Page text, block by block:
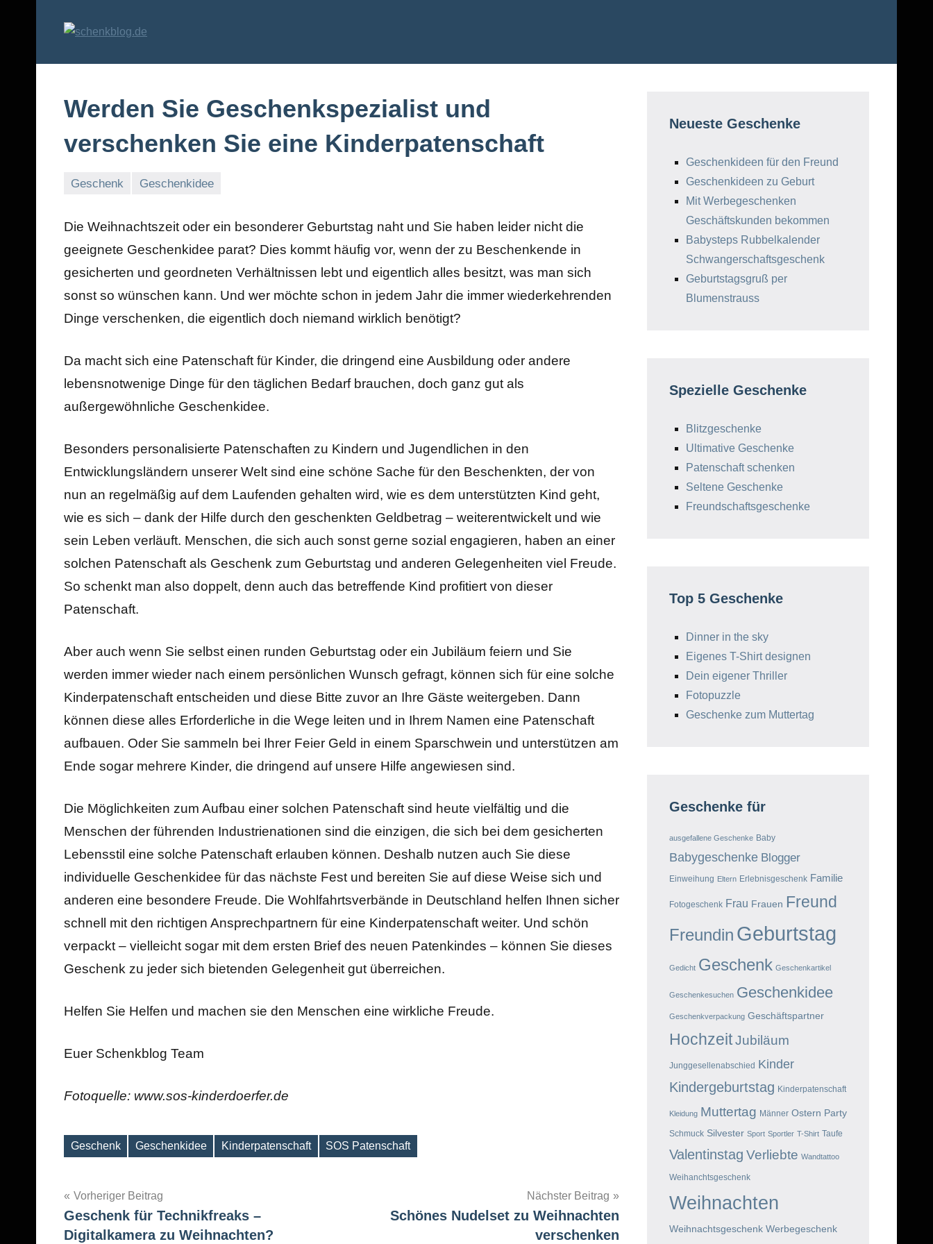
Werden Sie Geschenkspezialist und
verschenken Sie eine Kinderpatenschaft
Geschenk Geschenkidee
2010
Die Weihnachtszeit oder ein besonderer Geburtstag naht und Sie haben leider nicht die
geeignete Geschenkidee parat? Dies kommt häufig vor, wenn der zu Beschenkende in
gesicherten und geordneten Verhältnissen lebt und eigentlich alles besitzt, was man sich
sonst so wünschen kann. Und wer möchte schon in jedem Jahr die immer wiederkehrenden
Dinge verschenken, die eigentlich doch niemand wirklich benötigt?
Da macht sich eine Patenschaft für Kinder, die dringend eine Ausbildung oder andere
lebensnotwenige Dinge für den täglichen Bedarf brauchen, doch ganz gut als
außergewöhnliche Geschenkidee.
Besonders personalisierte Patenschaften zu Kindern und Jugendlichen in den
Entwicklungsländern unserer Welt sind eine schöne Sache für den Beschenkten, der von
nun an regelmäßig auf dem Laufenden gehalten wird, wie es dem unterstützten Kind geht,
wie es sich – dank der Hilfe durch den geschenkten Geldbetrag – weiterentwickelt und wie
sein Leben verläuft. Menschen, die sich auch sonst gerne sozial engagieren, haben an einer
solchen Patenschaft als Geschenk zum Geburtstag und anderen Gelegenheiten viel Freude.
So schenkt man also doppelt, denn auch das betreffende Kind profitiert von dieser
Patenschaft.
Aber auch wenn Sie selbst einen runden Geburtstag oder ein Jubiläum feiern und Sie
werden immer wieder nach einem persönlichen Wunsch gefragt, können sich für eine solche
Kinderpatenschaft entscheiden und diese Bitte zuvor an Ihre Gäste weitergeben. Dann
können diese alles Erforderliche in die Wege leiten und in Ihrem Namen eine Patenschaft
aufbauen. Oder Sie sammeln bei Ihrer Feier Geld in einem Sparschwein und unterstützen am
Ende sogar mehrere Kinder, die dringend auf unsere Hilfe angewiesen sind.
Die Möglichkeiten zum Aufbau einer solchen Patenschaft sind heute vielfältig und die
Menschen der führenden Industrienationen sind die einzigen, die sich bei dem gesicherten
Lebensstil eine solche Patenschaft erlauben können. Deshalb nutzen auch Sie diese
individuelle Geschenkidee für das nächste Fest und bereiten Sie auf diese Weise sich und
anderen eine besondere Freude. Die Wohlfahrtsverbände in Deutschland helfen Ihnen sicher
schnell mit den richtigen Ansprechpartnern für eine Kinderpatenschaft weiter. Und schön
verpackt – vielleicht sogar mit dem ersten Brief des neuen Patenkindes – können Sie dieses
Geschenk zu jeder sich bietenden Gelegenheit gut überreichen.
Helfen Sie Helfen und machen sie den Menschen eine wirkliche Freude.
Euer Schenkblog Team
Fotoquelle: www.sos-kinderdoerfer.de
Schlagwörter
Geschenk Geschenkidee Kinderpatenschaft SOS Patenschaft
Beitragsnavigation
Vorheriger Beitrag
Geschenk für Technikfreaks –
Digitalkamera zu Weihnachten?
Nächster Beitrag
Schönes Nudelset zu Weihnachten
verschenken
Neueste Geschenke
Geschenkideen für den Freund
Geschenkideen zu Geburt
Mit Werbegeschenken
Geschäftskunden bekommen
Babysteps Rubbelkalender
Schwangerschaftsgeschenk
Geburtstagsgruß per
Blumenstrauss
Spezielle Geschenke
Blitzgeschenke
Ultimative Geschenke
Patenschaft schenken
Seltene Geschenke
Freundschaftsgeschenke
Top 5 Geschenke
Dinner in the sky
Eigenes T-Shirt designen
Dein eigener Thriller
Fotopuzzle
Geschenke zum Muttertag
Geschenke für
ausgefallene Geschenke Baby
Babygeschenke Blogger
Einweihung Eltern Erlebnisgeschenk Familie
Fotogeschenk Frau Frauen Freund
Freundin Geburtstag
Gedicht Geschenk Geschenkartikel
Geschenkesuchen Geschenkidee
Geschenkverpackung Geschäftspartner
HochzeitJubiläum
Junggesellenabschied Kinder
Kindergeburtstag Kinderpatenschaft
Kleidung Muttertag Männer Ostern Party
Schmuck Silvester Sport Sportler T-Shirt Taufe
Valentinstag Verliebte Wandtattoo
Weihanchtsgeschenk
Weihnachten
Weihnachtsgeschenk Werbegeschenk